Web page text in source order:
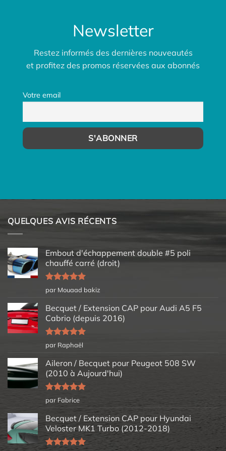
Newsletter
Restez informés des dernières nouveautés
et profitez des promos réservées aux abonnés
Votre email
QUELQUES AVIS RÉCENTS
Embout d'échappement double #5 poli
chauffé carré (droit)
Note5sur
5
par Mouaad bakiz
Becquet / Extension CAP pour Audi A5 F5
Cabrio (depuis 2016)
Note5sur
5
par Raphaël
Aileron / Becquet pour Peugeot 508 SW
(2010 à Aujourd'hui)
Note5sur
5
par Fabrice
Becquet / Extension CAP pour Hyundai
Veloster MK1 Turbo (2012-2018)